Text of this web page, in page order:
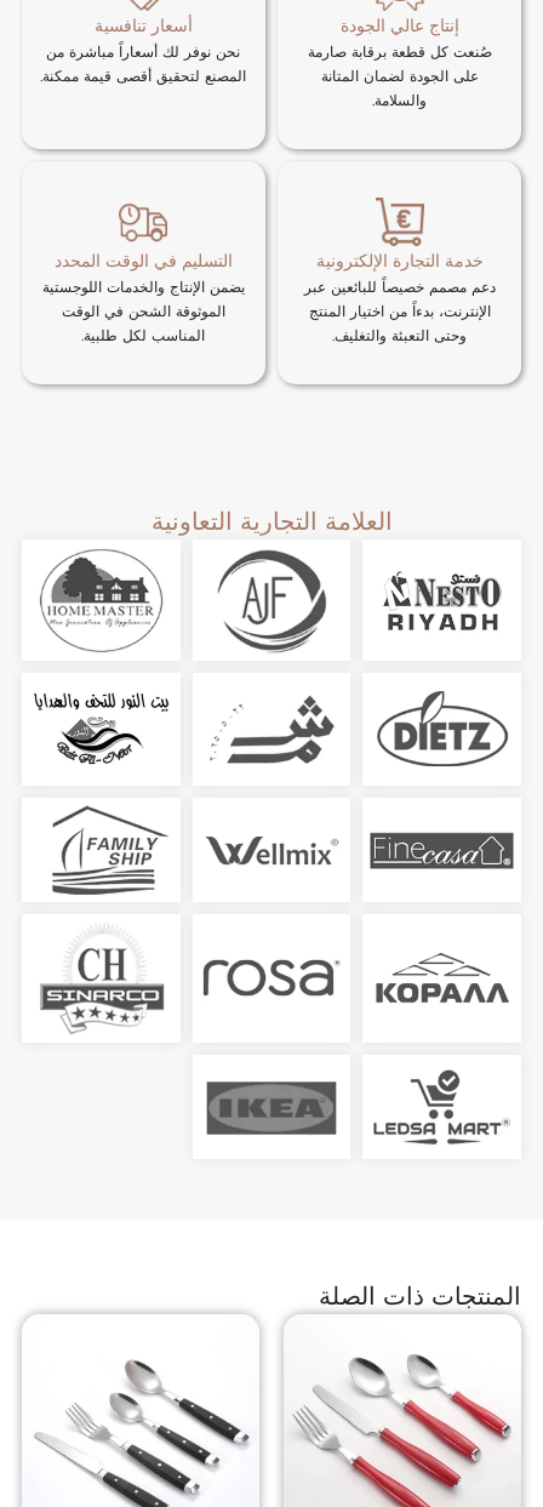
إنتاج عالي الجودة
صُنعت كل قطعة برقابة صارمة
على الجودة لضمان المتانة
والسلامة.
أسعار تنافسية
نحن نوفر لك أسعاراً مباشرة من
المصنع لتحقيق أقصى قيمة ممكنة.
خدمة التجارة الإلكترونية
دعم مصمم خصيصاً للبائعين عبر
الإنترنت، بدءاً من اختيار المنتج
وحتى التعبئة والتغليف.
التسليم في الوقت المحدد
يضمن الإنتاج والخدمات اللوجستية
الموثوقة الشحن في الوقت
المناسب لكل طلبية.
العلامة التجارية التعاونية
المنتجات ذات الصلة